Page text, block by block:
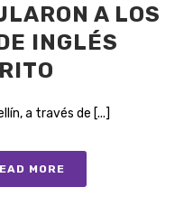
A LOS
INGLÉS
a través de [...]
MORE